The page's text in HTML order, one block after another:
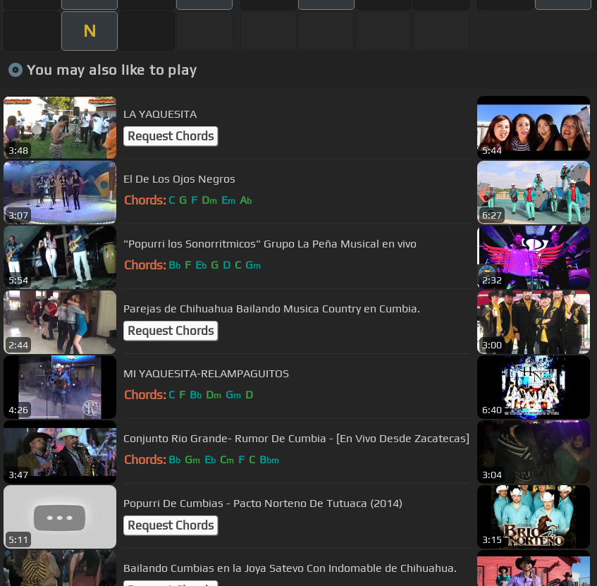
N
You may also like to play
3:48
LA YAQUESITA
Request Chords
5:44
3:07
El De Los Ojos Negros
Chords: C G F Dm Em Ab
6:27
5:54
"Popurri los Sonorritmicos" Grupo La Peña Musical en vivo
Chords: Bb F Eb G D C Gm
2:32
2:44
Parejas de Chihuahua Bailando Musica Country en Cumbia.
Request Chords
3:00
4:26
MI YAQUESITA-RELAMPAGUITOS
Chords: C F Bb Dm Gm D
6:40
3:47
Conjunto Rio Grande- Rumor De Cumbia - [En Vivo Desde Zacatecas]
Chords: Bb Gm Eb Cm F C Bbm
3:04
5:11
Popurri De Cumbias - Pacto Norteno De Tutuaca (2014)
Request Chords
3:15
Bailando Cumbias en la Joya Satevo Con Indomable de Chihuahua.